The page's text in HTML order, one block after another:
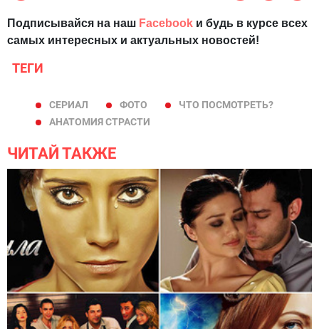
Подписывайся на наш Facebook и будь в курсе всех
самых интересных и актуальных новостей!
ТЕГИ
СЕРИАЛ ФОТО
ЧТО ПОСМОТРЕТЬ?
АНАТОМИЯ СТРАСТИ
ЧИТАЙ ТАКЖЕ